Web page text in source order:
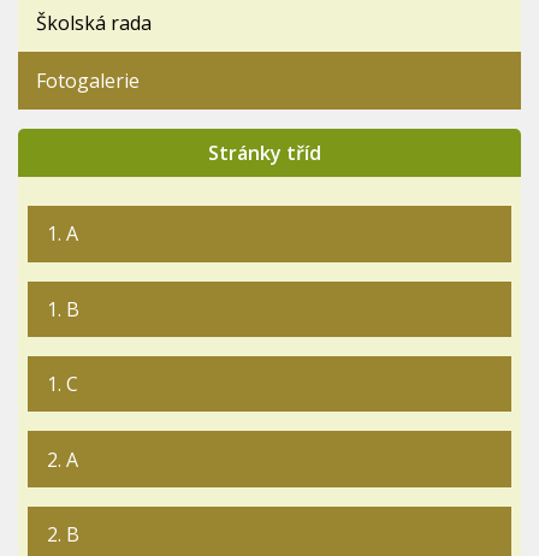
Školská rada
Fotogalerie
Stránky tříd
1. A
1. B
1. C
2. A
2. B